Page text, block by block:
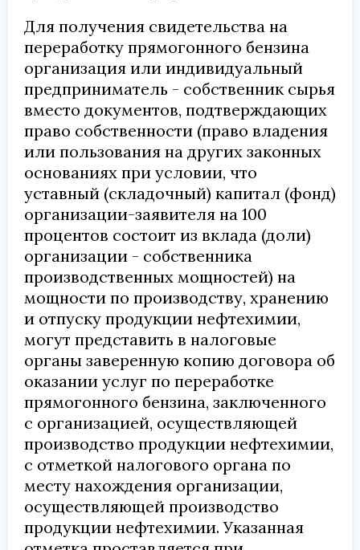
Для получения свидетельства на
переработку прямогонного бензина
организация или индивидуальный
предприниматель - собственник сырья
вместо документов, подтверждающих
право собственности (право владения
или пользования на других законных
основаниях при условии, что
уставный (складочный) капитал (фонд)
организации-заявителя на 100
процентов состоит из вклада (доли)
организации - собственника
производственных мощностей) на
мощности по производству, хранению
и отпуску продукции нефтехимии,
могут представить в налоговые
органы заверенную копию договора об
оказании услуг по переработке
прямогонного бензина, заключенного
с организацией, осуществляющей
производство продукции нефтехимии,
с отметкой налогового органа по
месту нахождения организации,
осуществляющей производство
продукции нефтехимии. Указанная